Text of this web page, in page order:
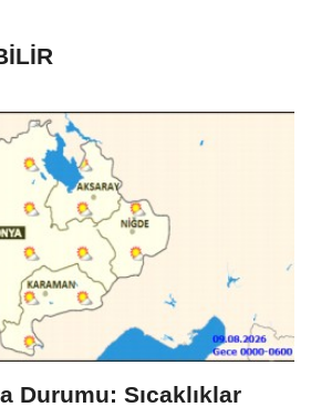
Durumu: Sıcaklıklar